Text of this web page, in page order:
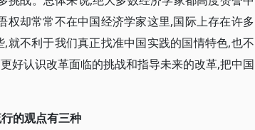
却常常不在中国经济学家这里,国际上存在许多
不利于我们真正找准中国实践的国情特色,也不
好认识改革面临的挑战和指导未来的改革,把中国
的观点有三种